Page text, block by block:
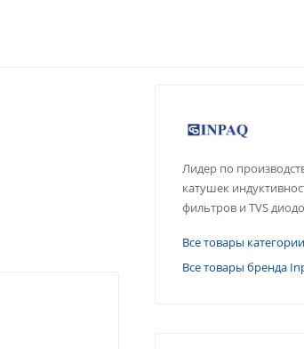
Лидер по
катушек
фильтров и TVS
Все товары категории
Все товары бренда